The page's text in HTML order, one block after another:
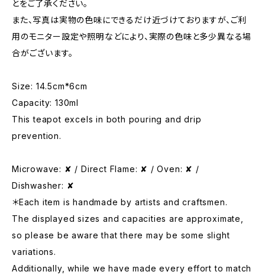
とをご了承ください。
また、写真は実物の色味にできるだけ近づけておりますが、ご利
用のモニター設定や照明などにより、実際の色味と多少異なる場
合がございます。
Size: 14.5cm*6cm
Capacity: 130ml
This teapot excels in both pouring and drip
prevention.
Microwave: ✘ / Direct Flame: ✘ / Oven: ✘ /
Dishwasher: ✘
＊Each item is handmade by artists and craftsmen.
The displayed sizes and capacities are approximate,
so please be aware that there may be some slight
variations.
Additionally, while we have made every effort to match